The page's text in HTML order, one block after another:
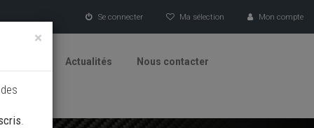
Se connecter Ma sélection Mon compte
Actualités Nous contacter
×
.